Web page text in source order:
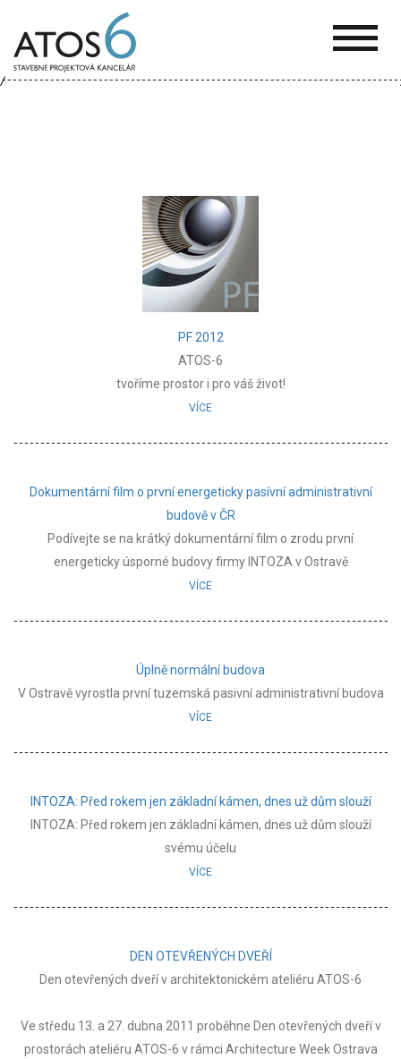
6
PF 2012
ATOS-6
tvoříme prostor i pro váš život!
VÍCE
Dokumentární film o první energeticky pasívní administrativní
budově v ČR
Podívejte se na krátký dokumentární film o zrodu první
energeticky úsporné budovy firmy INTOZA v Ostravě
VÍCE
Úplně normální budova
V Ostravě vyrostla první tuzemská pasivní administrativní budova
VÍCE
INTOZA: Před rokem jen základní kámen, dnes už dům slouží
INTOZA: Před rokem jen základní kámen, dnes už dům slouží
svému účelu
VÍCE
DEN OTEVŘENÝCH DVEŘÍ
Den otevřených dveří v architektonickém ateliéru ATOS-6
Ve středu 13. a 27. dubna 2011 proběhne Den otevřených dveří v
prostorách ateliéru ATOS-6 v rámci Architecture Week Ostrava